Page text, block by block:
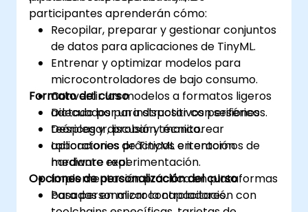
participantes aprenderán cómo:
Recopilar, preparar y gestionar conjuntos
de datos para aplicaciones de TinyML.
Entrenar y optimizar modelos para
microcontroladores de bajo consumo.
Convertir los modelos a formatos ligeros
adecuados para dispositivos periféricos.
Desplegar, probar y monitorear
aplicaciones de TinyML en entornos de
hardware real.
Formato del curso
Dictado por un instructor con sesiones
teóricas y discusión técnica.
Laboratorios prácticos e iteración
mediante experimentación.
Implementación práctica en plataformas
basadas en microcontroladores.
Opciones de personalización del curso
Para personalizar la capacitación con